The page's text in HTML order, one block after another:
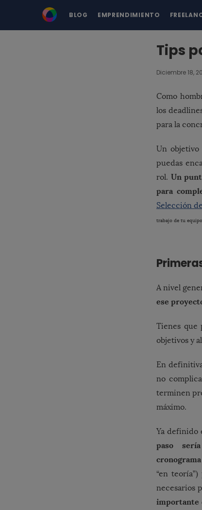
BLOG EMPRENDIMIENTO
Tips
Diciembre 18,
Como
los
para la
Un objetivo
puedas
rol. Un
para
Selección
trabajo de tu
A nivel
ese
Tienes que
objetivos y
En
no
terminen
máximo.
Ya definido
paso
“en
necesarios
importante